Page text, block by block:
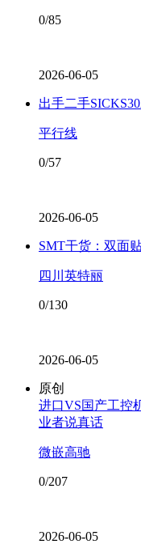
0/85
2026-06-05
出手二手
平行线
0/57
2026-06-05
SMT干货：双面
四川英特丽
0/130
2026-06-05
原创
进口VS国产工控
业者说真话
微嵌高驰
0/207
2026-06-05